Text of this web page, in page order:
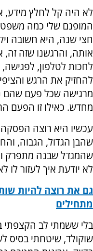
לא היה קל לחלץ מידע,
המופנם שלי כמה
חצי שנה, היא חשובה
אותה, והרגשנו שזה
לחכות לטלפון,
להחזיק את הרגש
מרגישה שכל פעם שהם
מחדש. כאילו זו הפעם
עכשיו היא רוצה
שהבן הגדול, הגבוה,
שהמגדל שבנה מתפרק
לא יודעת איך לעזור לו
גם את רוצה להיות
מתחילים
בלי ששמתי לב הקצפתי
שוקולד, שיטחתי בסיס